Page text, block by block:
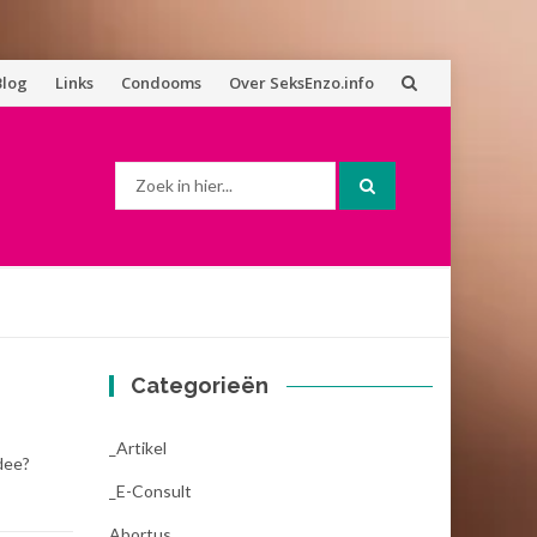
Links Condooms Over SeksEnzo.info
Categorieën
_Artikel
_E-Consult